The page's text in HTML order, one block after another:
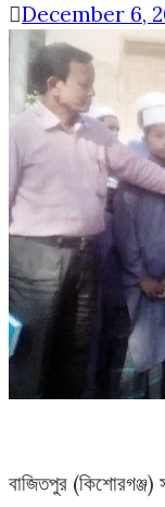
December 6,
বাজিতপুর (কিশোরগঞ্জ)